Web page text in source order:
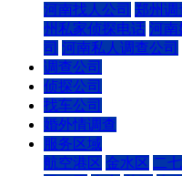
河南找人公司 郑州调
州私家侦探电话 河南
司 河南私人调查公司
调查公司
侦探公司
找车公司
婚外情调查
服务区域
航空港区 金水区 二七